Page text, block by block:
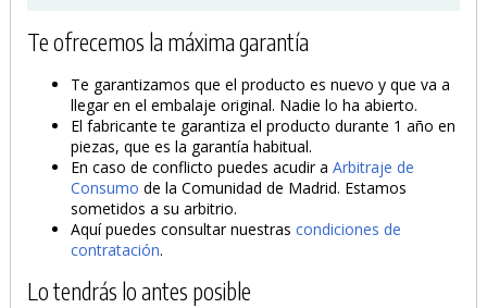
Te ofrecemos la máxima garantía
Te garantizamos que el producto es nuevo y que va a
llegar en el embalaje original. Nadie lo ha abierto.
El fabricante te garantiza el producto durante 1 año en
piezas, que es la garantía habitual.
En caso de conflicto puedes acudir aArbitraje de
Consumo de la Comunidad de Madrid. Estamos
sometidos a su arbitrio.
Aquí puedes consultar nuestrascondiciones de
contratación.
Lo tendrás lo antes posible